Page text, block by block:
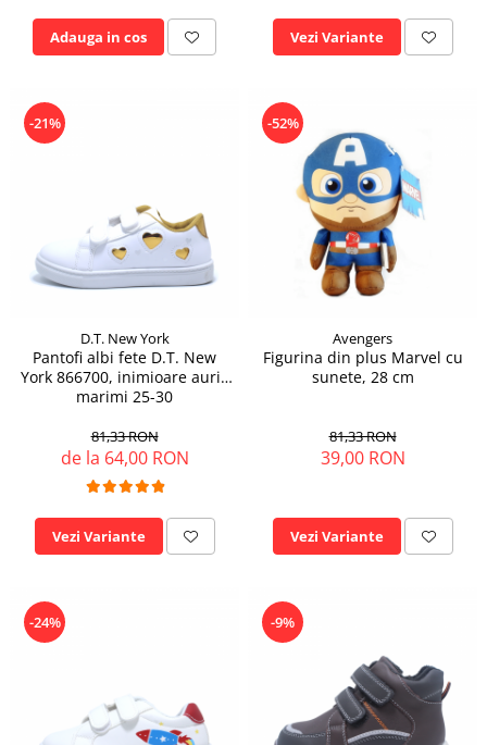
Adauga in cos Vezi Variante
-21%
D.T. New York
Pantofi albi fete D.T. New
York 866700, inimioare aurii,
marimi 25-30
81,33 RON
de la 64,00 RON
Vezi Variante
-52%
Avengers
Figurina din plus Marvel cu
sunete, 28 cm
81,33 RON
39,00 RON
Vezi Variante
-24% -9%